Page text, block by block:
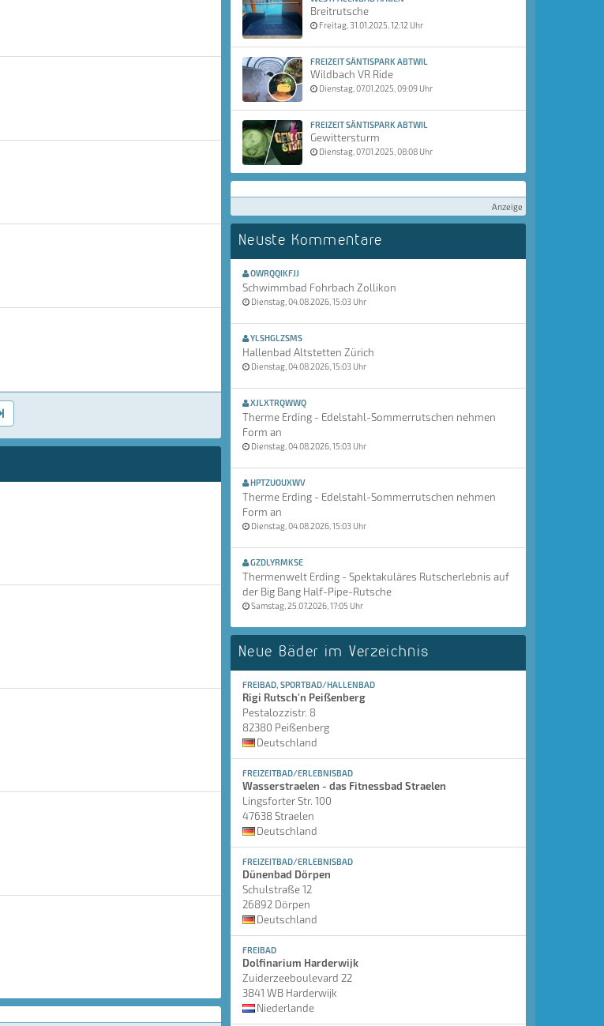
Breitrutsche
Freitag, 31.01.2025, 12:12 Uhr
FREIZEIT SÄNTISPARK ABTWIL
Wildbach VR Ride
Dienstag, 07.01.2025, 09:09 Uhr
FREIZEIT SÄNTISPARK ABTWIL
Gewittersturm
Dienstag, 07.01.2025, 08:08 Uhr
Anzeige
Neuste Kommentare
OWRQQIKFJJ
Schwimmbad Fohrbach Zollikon
Dienstag, 04.08.2026, 15:03 Uhr
YLSHGLZSMS
Hallenbad Altstetten Zürich
Dienstag, 04.08.2026, 15:03 Uhr
XJLXTRQWWQ
Therme Erding - Edelstahl-Sommerrutschen nehmen
Form an
Dienstag, 04.08.2026, 15:03 Uhr
HPTZUOUXWV
Therme Erding - Edelstahl-Sommerrutschen nehmen
Form an
Dienstag, 04.08.2026, 15:03 Uhr
GZDLYRMKSE
Thermenwelt Erding - Spektakuläres Rutscherlebnis auf
der Big Bang Half-Pipe-Rutsche
Samstag, 25.07.2026, 17:05 Uhr
Neue Bäder im Verzeichnis
FREIBAD, SPORTBAD/HALLENBAD
Rigi Rutsch'n Peißenberg
Pestalozzistr. 8
82380 Peißenberg
Deutschland
FREIZEITBAD/ERLEBNISBAD
Wasserstraelen - das Fitnessbad Straelen
Lingsforter Str. 100
47638 Straelen
Deutschland
FREIZEITBAD/ERLEBNISBAD
Dünenbad Dörpen
Schulstraße 12
26892 Dörpen
Deutschland
FREIBAD
Dolfinarium Harderwijk
Zuiderzeeboulevard 22
3841 WB Harderwijk
Niederlande